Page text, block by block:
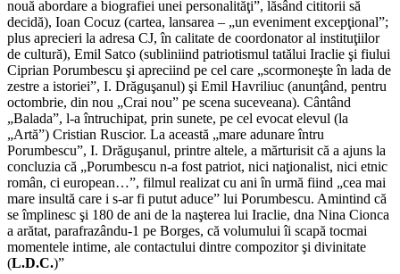
nouă abordare a biografiei unei personalităţi”, lăsând cititorii să
decidă), Ioan Cocuz (cartea, lansarea – „un eveniment excep­ţional”;
plus aprecieri la adresa CJ, în calitate de coordonator al instituţiilor
de cultură), Emil Satco (subliniind patriotismul tatălui Iraclie şi fiului
Ciprian Porumbescu şi apreciind pe cel care „scormoneşte în lada de
zestre a istoriei”, I. Drăguşanul) şi Emil Havriliuc (anunţând, pentru
octombrie, din nou „Crai nou” pe scena suceveana). Cântând
„Balada”, l-a întruchipat, prin sunete, pe cel evocat elevul (la
„Artă”) Cristian Ruscior. La această „mare adunare întru
Porumbescu”, I. Drăguşanul, printre altele, a mărturisit că a ajuns la
concluzia că „Po­rumbescu n-a fost patriot, nici naţionalist, nici etnic
român, ci european…”, filmul realizat cu ani în urmă fiind „cea mai
mare insultă care i s-ar fi putut aduce” lui Porumbescu. Amintind că
se împlinesc şi 180 de ani de la naşterea lui Iraclie, dna Nina Cionca
a arătat, parafrazându-1 pe Borges, că volumului îi scapă tocmai
momentele intime, ale contactului dintre compozitor şi divinitate
(L.D.C.)”